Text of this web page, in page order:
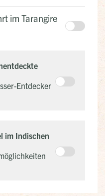
im Tarangire
Entdecker
im Indischen